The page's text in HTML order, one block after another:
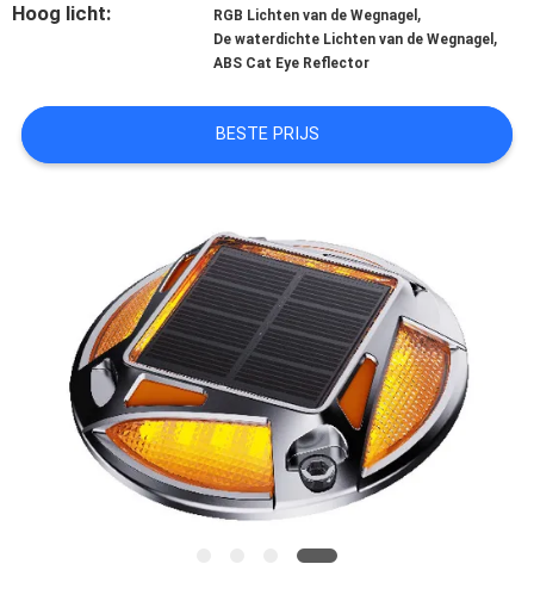
EEN
OFFERTE
ONLINE
SHOP
SITEMAP
PRIVACYBELEID
Hoog licht: RGB Lichten van de Wegnagel ,
De waterdichte Lichten van de Wegnagel ,
ABS Cat Eye Reflector
BESTE PRIJS